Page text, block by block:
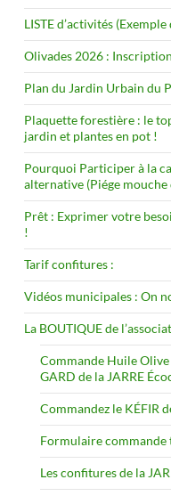
LISTE d’activités
Olivades 2026 :
Plan du Jardin Urbain du
Plaquette forestière : le
jardin et plantes en pot !
Pourquoi Participer à la
alternative (Piége mouche
Prêt : Exprimer votre
!
Tarif confitures :
Vidéos municipales : On
La BOUTIQUE de
Commande Huile
GARD de la JARRE
Commandez le KÉFIR
Formulaire commande
Les confitures de la